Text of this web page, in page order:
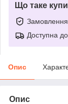
Що таке
Замовлення
Доступна
Опис
Опис